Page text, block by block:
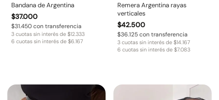
Bandana de Argentina
$37.000
$31.450con transferencia
3 cuotas sin interés de $12.333
6 cuotas sin interés de $6.167
Remera Argentina rayas
verticales
$42.500
$36.125con transferencia
3 cuotas sin interés de$14.167
6 cuotas sin interés de$7.083